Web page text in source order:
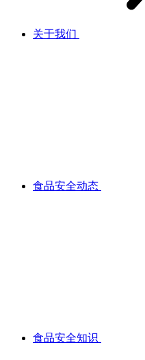
关于我们
食品安全动态
食品安全知识